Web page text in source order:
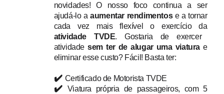
novidades! O nosso foco continua a ser
ajudá-lo aaumentar rendimentose a tornar
cada vez mais flexível o exercício da
atividade TVDE. Gostaria de exercer
atividadesem ter de alugar uma viaturae
eliminar esse custo? Fácil! Basta ter:
✔️ Certificado de Motorista TVDE
✔️ Viatura própria de passageiros, com 5